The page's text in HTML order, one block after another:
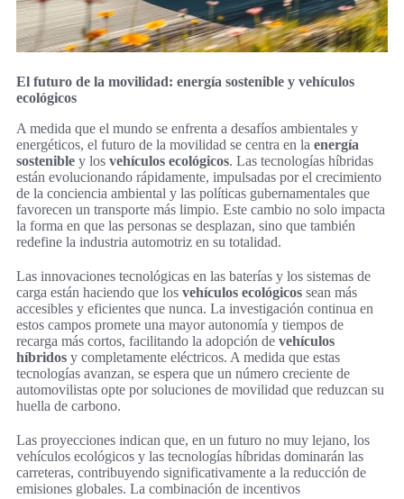
El futuro de la movilidad: energía sostenible y vehículos
ecológicos
A medida que el mundo se enfrenta a desafíos ambientales y
energéticos, el futuro de la movilidad se centra en la energía
sostenible y los vehículos ecológicos. Las tecnologías híbridas
están evolucionando rápidamente, impulsadas por el crecimiento
de la conciencia ambiental y las políticas gubernamentales que
favorecen un transporte más limpio. Este cambio no solo impacta
la forma en que las personas se desplazan, sino que también
redefine la industria automotriz en su totalidad.
Las innovaciones tecnológicas en las baterías y los sistemas de
carga están haciendo que los vehículos ecológicos sean más
accesibles y eficientes que nunca. La investigación continua en
estos campos promete una mayor autonomía y tiempos de
recarga más cortos, facilitando la adopción de vehículos
híbridos y completamente eléctricos. A medida que estas
tecnologías avanzan, se espera que un número creciente de
automovilistas opte por soluciones de movilidad que reduzcan su
huella de carbono.
Las proyecciones indican que, en un futuro no muy lejano, los
vehículos ecológicos y las tecnologías híbridas dominarán las
carreteras, contribuyendo significativamente a la reducción de
emisiones globales. La combinación de incentivos